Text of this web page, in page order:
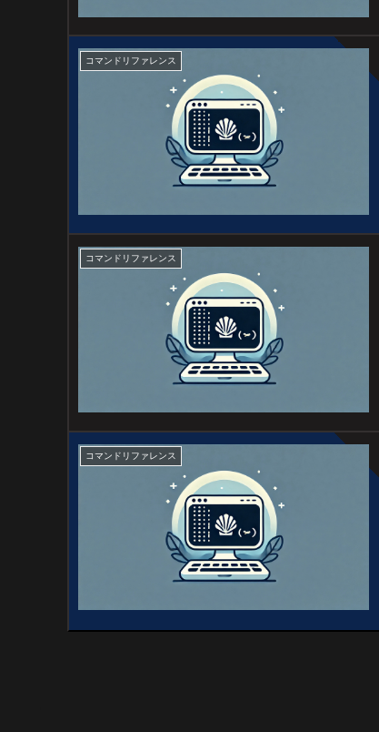
コマンドリファレンス
コマンドリファレンス
コマンドリファレンス